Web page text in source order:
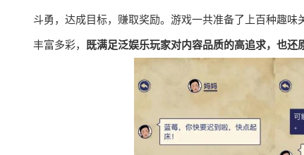
斗勇，达成目标，赚取奖励。游戏一共准备了上百种趣味
丰富多彩， 既满足泛娱乐玩家对内容品质的高追求，也还